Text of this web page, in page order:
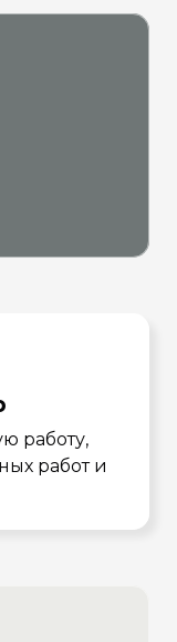
работу,
работ и